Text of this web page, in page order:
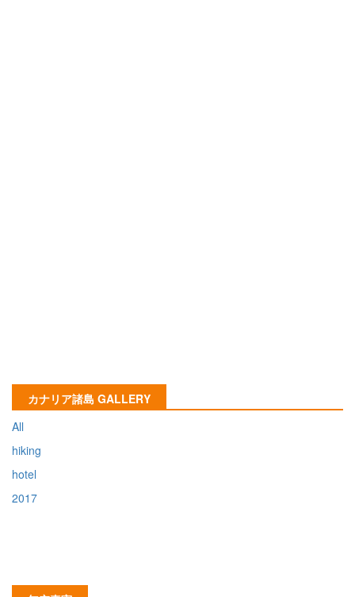
カナリア諸島 GALLERY
All
hiking
hotel
2017